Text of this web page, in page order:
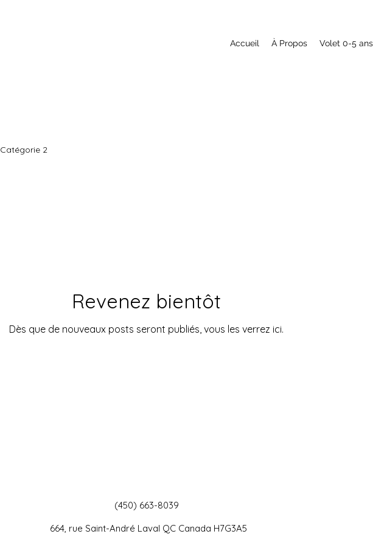
Accueil À Propos Volet 0-5 ans
Catégorie 2
Revenez bientôt
Dès que de nouveaux posts seront publiés, vous les verrez ici.
(450) 663-8039
664, rue Saint-André Laval QC Canada H7G3A5